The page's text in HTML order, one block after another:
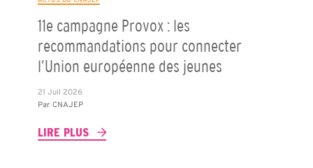
11e campagne Provox : les
recommandations pour connecter
l’Union européenne des jeunes
21 Juil 2026
Par CNAJEP
LIRE PLUS